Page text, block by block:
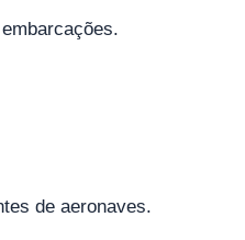
de aeronaves.